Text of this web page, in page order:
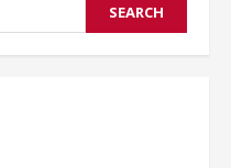
SEARCH